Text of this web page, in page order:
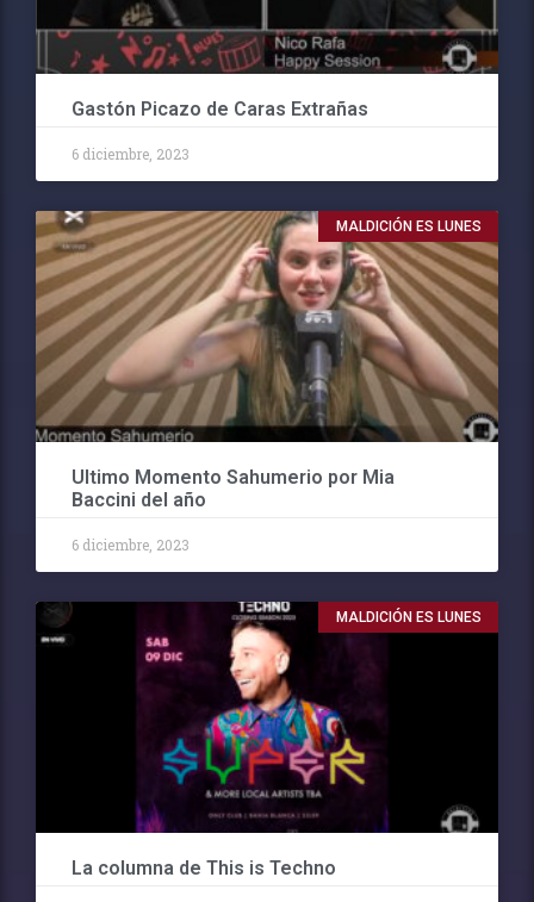
Gastón Picazo de Caras Extrañas
6 diciembre, 2023
MALDICIÓN ES LUNES
Ultimo Momento Sahumerio por Mia
Baccini del año
6 diciembre, 2023
MALDICIÓN ES LUNES
La columna de This is Techno